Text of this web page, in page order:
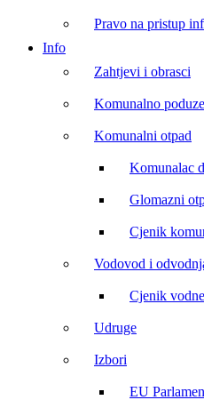
Pravo na pristup
Info
Zahtjevi i obrasci
Komunalno
Komunalni otpad
Komunalac
Glomazni
Cjenik
Vodovod i
Cjenik
Udruge
Izbori
EU